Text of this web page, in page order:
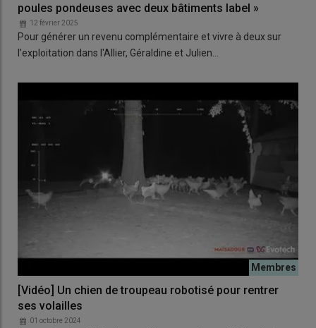
poules pondeuses avec deux bâtiments label »
12 février 2025
Pour générer un revenu complémentaire et vivre à deux sur
l’exploitation dans l'Allier, Géraldine et Julien…
[Vidéo] Un chien de troupeau robotisé pour rentrer
ses volailles
01 octobre 2024